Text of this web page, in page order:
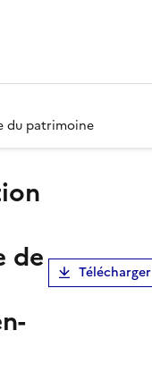
du patrimoine
de
Télécharger